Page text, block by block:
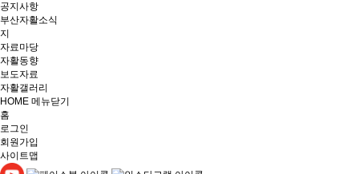
공지사항
부산자활소식
지
자료마당
자활동향
보도자료
자활갤러리
HOME 메뉴닫기
홈
로그인
회원가입
사이트맵